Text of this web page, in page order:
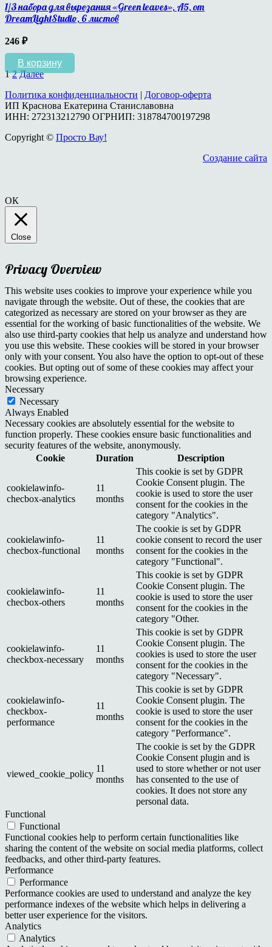
1/3 набора для вырезания «Green leaves», A5, от
DreamLightStudio, 6 листов
246 ₽
В корзину
1 2 Далее
Политика конфиденциальности | Договор-оферта
ИП Краснова Екатерина Станиславовна
ИНН: 272313212790 ОГРНИП: 318784700197298
Copyright © Просто Вау!
Создание сайта
ОК
Close
Privacy Overview
This website uses cookies to improve your experience while you
navigate through the website. Out of these, the cookies that are
categorized as necessary are stored on your browser as they are
essential for the working of basic functionalities of the website. We
also use third-party cookies that help us analyze and understand how
you use this website. These cookies will be stored in your browser
only with your consent. You also have the option to opt-out of these
cookies. But opting out of some of these cookies may affect your
browsing experience.
Necessary
Necessary
Always Enabled
Necessary cookies are absolutely essential for the website to
function properly. These cookies ensure basic functionalities and
security features of the website, anonymously.
Cookie
Duration Description
cookielawinfo-
checbox-analytics
11
months
This cookie is set by GDPR
Cookie Consent plugin. The
cookie is used to store the user
consent for the cookies in the
category "Analytics".
cookielawinfo-
checbox-functional
11
months
The cookie is set by GDPR
cookie consent to record the user
consent for the cookies in the
category "Functional".
cookielawinfo-
checbox-others
11
months
This cookie is set by GDPR
Cookie Consent plugin. The
cookie is used to store the user
consent for the cookies in the
category "Other.
cookielawinfo-
checkbox-necessary
11
months
This cookie is set by GDPR
Cookie Consent plugin. The
cookies is used to store the user
consent for the cookies in the
category "Necessary".
cookielawinfo-
checkbox-
performance
11
months
This cookie is set by GDPR
Cookie Consent plugin. The
cookie is used to store the user
consent for the cookies in the
category "Performance".
viewed_cookie_policy
11
months
The cookie is set by the GDPR
Cookie Consent plugin and is
used to store whether or not user
has consented to the use of
cookies. It does not store any
personal data.
Functional
Functional
Functional cookies help to perform certain functionalities like
sharing the content of the website on social media platforms, collect
feedbacks, and other third-party features.
Performance
Performance
Performance cookies are used to understand and analyze the key
performance indexes of the website which helps in delivering a
better user experience for the visitors.
Analytics
Analytics